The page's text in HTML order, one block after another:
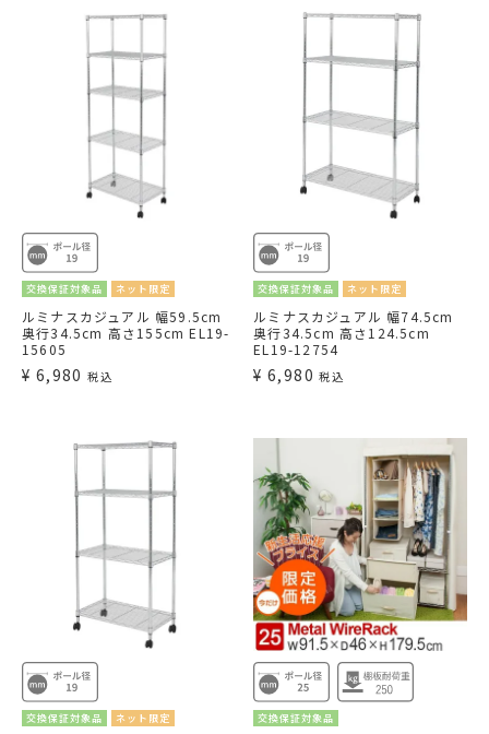
交換保証対象品 ネット限定
ルミナスカジュアル 幅59.5cm
奥行34.5cm 高さ155cm EL19-
15605
¥ 6,980 税込
交換保証対象品 ネット限定
ルミナスカジュアル 幅74.5cm
奥行34.5cm 高さ124.5cm
EL19-12754
¥ 6,980 税込
交換保証対象品 ネット限定 交換保証対象品